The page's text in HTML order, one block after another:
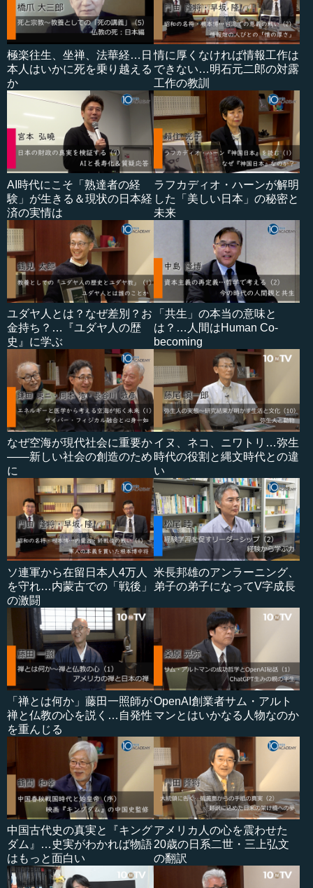
極楽往生、坐禅、法華経…日
本人はいかに死を乗り越える
か
情に厚くなければ情報工作は
できない…明石元二郎の対露
工作の教訓
AI時代にこそ「熟達者の経
験」が生きる＆現状の日本経
済の実情は
ラフカディオ・ハーンが解明
した「美しい日本」の秘密と
未来
ユダヤ人とは？なぜ差別？お
金持ち？…『ユダヤ人の歴
史』に学ぶ
「共生」の本当の意味と
は？…人間はHuman Co-
becoming
なぜ空海が現代社会に重要か
――新しい社会の創造のため
に
イヌ、ネコ、ニワトリ…弥生
時代の役割と縄文時代との違
い
ソ連軍から在留日本人4万人
を守れ…内蒙古での「戦後」
の激闘
米長邦雄のアンラーニング、
弟子の弟子になってV字成長
「禅とは何か」藤田一照師が
禅と仏教の心を説く…自発性
を重んじる
OpenAI創業者サム・アルト
マンとはいかなる人物なのか
中国古代史の真実と『キング
ダム』…史実がわかれば物語
はもっと面白い
アメリカ人の心を震わせた
20歳の日系二世・三上弘文
の翻訳